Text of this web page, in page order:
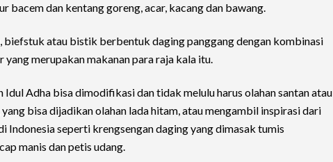
bacem dan kentang goreng, acar, kacang dan bawang.
biefstuk atau bistik berbentuk daging panggang dengan kombinasi
yang merupakan makanan para raja kala itu.
Idul Adha bisa dimodifikasi dan tidak melulu harus olahan santan atau
bisa dijadikan olahan lada hitam, atau mengambil inspirasi dari
Indonesia seperti krengsengan daging yang dimasak tumis
manis dan petis udang.